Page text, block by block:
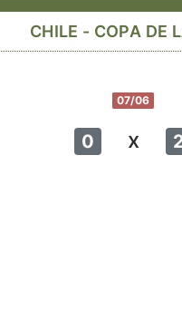
CHILE - COPA DE
07/06
0 x